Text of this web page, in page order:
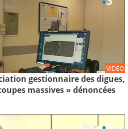
VIDEO
gestionnaire des digues,
massives » dénoncées